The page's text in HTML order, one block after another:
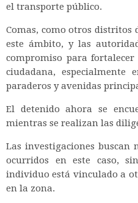
el transporte público.
Comas, como otros distritos
este ámbito, y las
compromiso para
ciudadana, especialmente
paraderos y avenidas
El detenido ahora se
mientras se realizan las
Las investigaciones buscan
ocurridos en este caso,
individuo está vinculado a
en la zona.